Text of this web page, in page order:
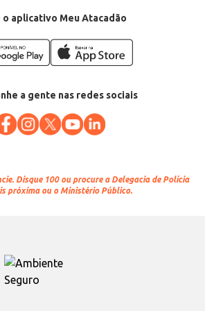
o aplicativo Meu Atacadão
a gente nas redes sociais
Disque 100 ou procure a Delegacia de Polícia
próxima ou o Ministério Público.